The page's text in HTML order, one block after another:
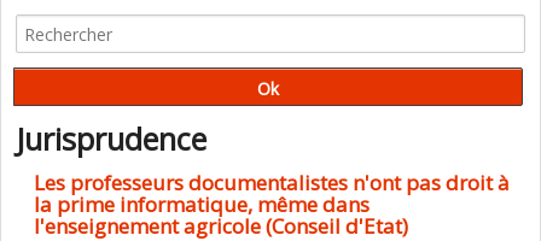
Jurisprudence
Les professeurs documentalistes n'ont pas droit à
la prime informatique, même dans
l'enseignement agricole (Conseil d'Etat)